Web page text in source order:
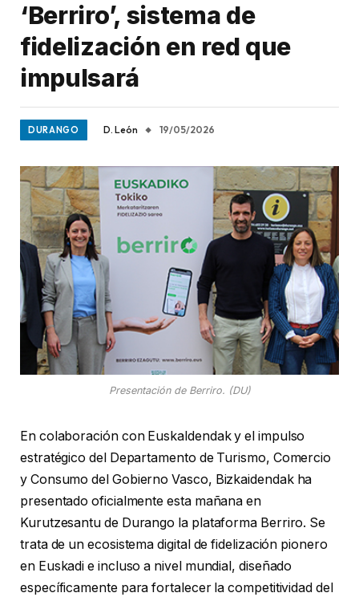
‘Berriro’, sistema de
fidelización en red que
impulsará
DURANGO D. León 19/05/2026
Presentación de Berriro. (DU)
En colaboración con Euskaldendak y el impulso
estratégico del Departamento de Turismo, Comercio
y Consumo del Gobierno Vasco, Bizkaidendak ha
presentado oficialmente esta mañana en
Kurutzesantu de Durango la plataforma Berriro. Se
trata de un ecosistema digital de fidelización pionero
en Euskadi e incluso a nivel mundial, diseñado
específicamente para fortalecer la competitividad del